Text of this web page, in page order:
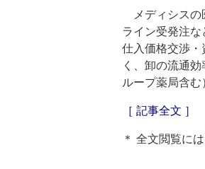
メディシスの
ライン受発注
仕入価格交渉
く、卸の流通
ループ薬局含む
［ 記事全文 ］
＊ 全文閲覧には